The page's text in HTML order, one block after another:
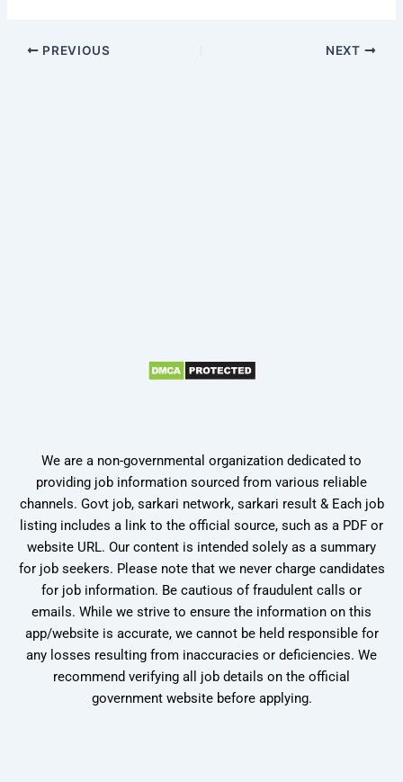
PREVIOUS NEXT
We are a non-governmental organization dedicated to
providing job information sourced from various reliable
channels. Govt job, sarkari network, sarkari result & Each job
listing includes a link to the official source, such as a PDF or
website URL. Our content is intended solely as a summary
for job seekers. Please note that we never charge candidates
for job information. Be cautious of fraudulent calls or
emails. While we strive to ensure the information on this
app/website is accurate, we cannot be held responsible for
any losses resulting from inaccuracies or deficiencies. We
recommend verifying all job details on the official
government website before applying.